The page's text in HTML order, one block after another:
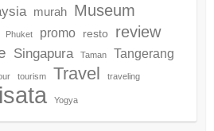
murah Museum
Phuket promo resto review
Singapura Taman Tangerang
tourism Travel traveling
Yogya